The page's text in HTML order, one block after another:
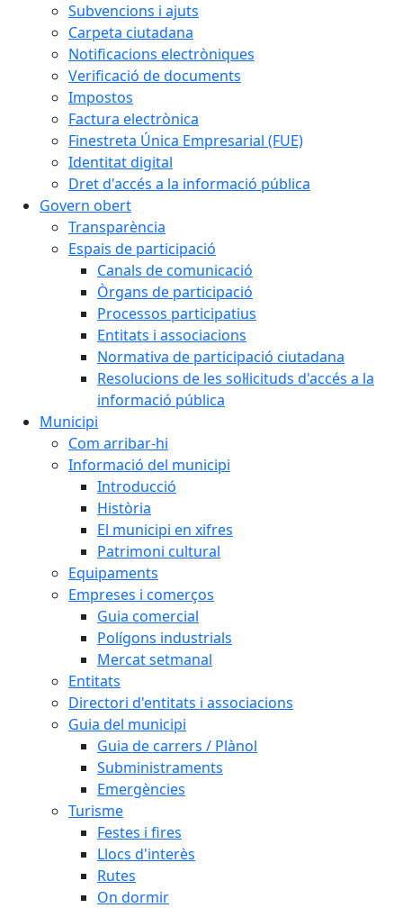
Subvencions i ajuts
Carpeta ciutadana
Notificacions electròniques
Verificació de documents
Impostos
Factura electrònica
Finestreta Única Empresarial (FUE)
Identitat digital
Dret d'accés a la informació pública
Govern obert
Transparència
Espais de participació
Canals de comunicació
Òrgans de participació
Processos participatius
Entitats i associacions
Normativa de participació ciutadana
Resolucions de les sol·licituds d'accés a la
informació pública
Municipi
Com arribar-hi
Informació del municipi
Introducció
Història
El municipi en xifres
Patrimoni cultural
Equipaments
Empreses i comerços
Guia comercial
Polígons industrials
Mercat setmanal
Entitats
Directori d'entitats i associacions
Guia del municipi
Guia de carrers / Plànol
Subministraments
Emergències
Turisme
Festes i fires
Llocs d'interès
Rutes
On dormir